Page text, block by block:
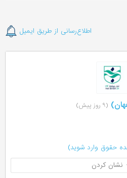
اطلاع‌رسانی از طریق ایمیل
(۹ روز پیش)
حقوق وارد شوید)
نشان کردن